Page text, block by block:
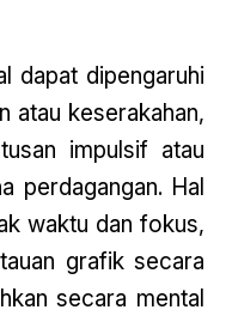
dapat dipengaruhi
atau keserakahan,
impulsif atau
perdagangan. Hal
waktu dan fokus,
grafik secara
secara mental